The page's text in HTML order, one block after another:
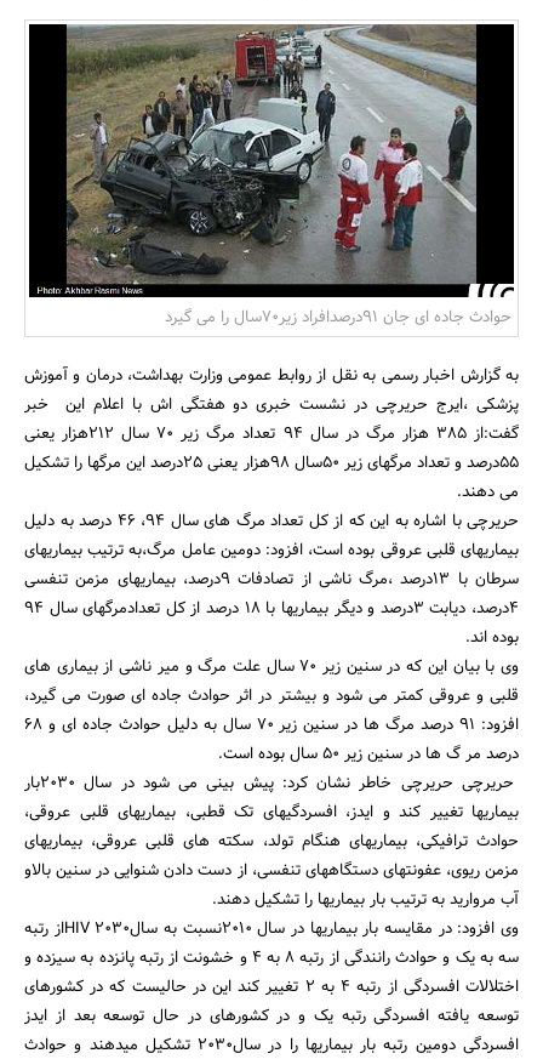
بانک، بیمه و سرمایه
مسکن و ساختمان
جستجو
حوادث جاده ای جان 91درصدافراد زیر70سال را می گیرد
به گزارش اخبار رسمی به نقل از روابط عمومی وزارت بهداشت، درمان و آموزش
پزشکی ،ایرج حریرچی در نشست خبری دو هفتگی اش با اعلام این خبر
گفت:از 385 هزار مرگ در سال 94 تعداد مرگ زیر 70 سال 212هزار یعنی
55درصد و تعداد مرگهای زیر 50سال 98هزار یعنی 25درصد این مرگها را تشکیل
می دهند.
حریرچی با اشاره به این که از کل تعداد مرگ های سال 94، 46 درصد به دلیل
بیماریهای قلبی عروقی بوده است، افزود: دومین عامل مرگ،به ترتیب بیماریهای
سرطان با 13درصد ،مرگ ناشی از تصادفات 9درصد، بیماریهای مزمن تنفسی
4درصد، دیابت 3درصد و دیگر بیماریها با 18 درصد از کل تعدادمرگهای سال 94
بوده اند.
وی با بیان این که در سنین زیر 70 سال علت مرگ و میر ناشی از بیماری های
قلبی و عروقی کمتر می شود و بیشتر در اثر حوادث جاده ای صورت می گیرد،
افزود: 91 درصد مرگ ها در سنین زیر 70 سال به دلیل حوادث جاده ای و 68
درصد مر گ ها در سنین زیر 50 سال بوده است.
حریرچی حریرچی خاطر نشان کرد: پیش بینی می شود در سال 2030بار
بیماریها تغییر کند و ایدز، افسردگیهای تک قطبی، بیماریهای قلبی عروقی،
حوادث ترافیکی، بیماریهای هنگام تولد، سکته های قلبی عروقی، بیماریهای
مزمن ریوی، عفونتهای دستگاههای تنفسی، از دست دادن شنوایی در سنین بالاو
آب مروارید به ترتیب بار بیماریها را تشکیل دهند.
وی افزود: در مقایسه بار بیماریها در سال 2010نسبت به سال2030 HIVاز رتبه
سه به یک و حوادث رانندگی از رتبه 8 به 4 و خشونت از رتبه پانزده به سیزده و
اختلالات افسردگی از رتبه 4 به 2 تغییر کند این در حالیست که در کشورهای
توسعه یافته افسردگی رتبه یک و در کشورهای در حال توسعه بعد از ایدز
افسردگی دومین رتبه بار بیماریها را در سال2030 تشکیل میدهند و حوادث